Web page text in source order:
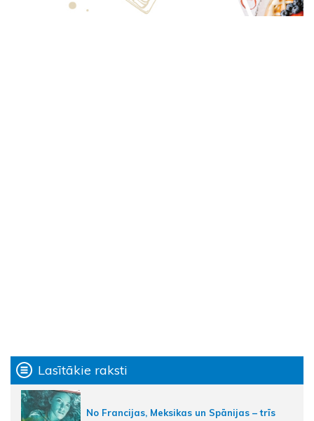
Lasītākie raksti
No Francijas, Meksikas un Spānijas – trīs